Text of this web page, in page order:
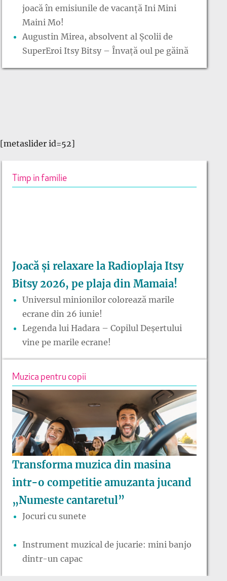
joacă în emisiunile de vacanță Ini Mini
Maini Mo!
Augustin Mirea, absolvent al Școlii de
SuperEroi Itsy Bitsy – Învață oul pe găină
[metaslider id=52]
Timp in familie
Joacă și relaxare la Radioplaja Itsy
Bitsy 2026, pe plaja din Mamaia!
Universul minionilor colorează marile
ecrane din 26 iunie!
Legenda lui Hadara – Copilul Deșertului
vine pe marile ecrane!
Muzica pentru copii
Transforma muzica din masina
intr-o competitie amuzanta jucand
„Numeste cantaretul”
Jocuri cu sunete
Instrument muzical de jucarie: mini banjo
dintr-un capac